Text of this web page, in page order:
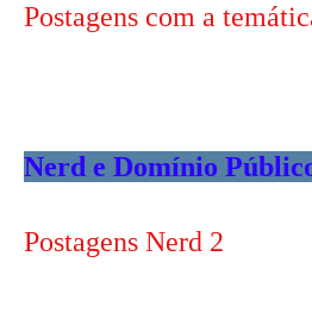
Postagens com a
Nerd e Domínio
Postagens Nerd 2